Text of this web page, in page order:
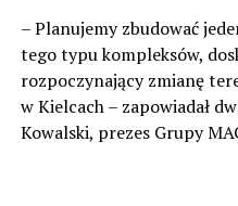
– Planujemy zbudować
tego typu kompleksów,
rozpoczynający zmianę
w Kielcach – zapowiadał
Kowalski, prezes Grupy